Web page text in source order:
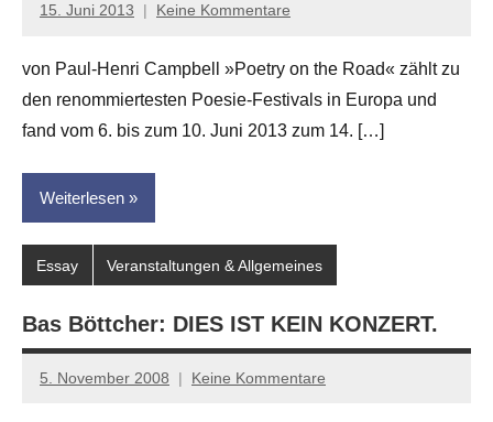
15. Juni 2013
Anton
Leitner
Keine Kommentare
von Paul-Henri Campbell »Poetry on the Road« zählt zu
den renommiertesten Poesie-Festivals in Europa und
fand vom 6. bis zum 10. Juni 2013 zum 14. […]
Weiterlesen
Essay Veranstaltungen & Allgemeines
Bas Böttcher: DIES IST KEIN KONZERT.
5. November 2008
Anton
Keine Kommentare